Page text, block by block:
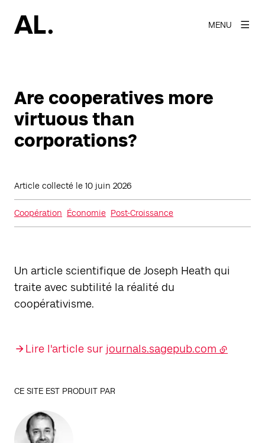
MENU
Are cooperatives more
virtuous than
corporations?
Article collecté le 10 juin 2026
Coopération Économie Post-Croissance
Un article scientifique de Joseph Heath qui
traite avec subtilité la réalité du
coopérativisme.
Lire l'article sur journals.sagepub.com
CE SITE EST PRODUIT PAR